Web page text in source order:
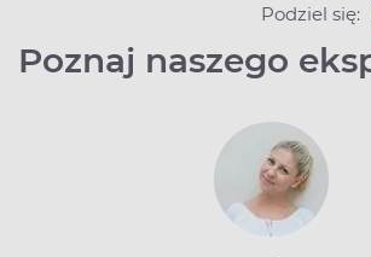
Podziel się:
Poznaj naszego